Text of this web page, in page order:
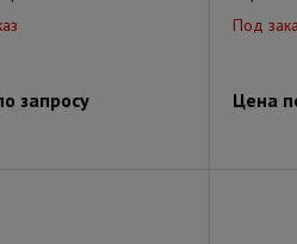
запросу
Под
Цена